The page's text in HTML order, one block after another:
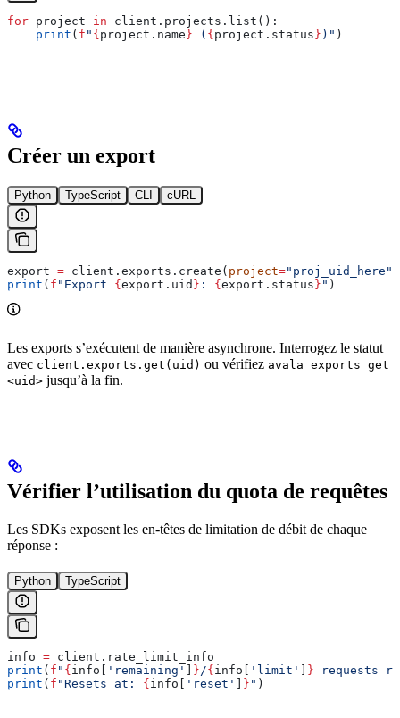
for project in client.projects.list():
    print
( f " { project.name } ( { project.status } )" )
Créer un export
Python TypeScript CLI cURL
export = client.exports.create( project="proj_uid_here"
print ( f "Export { export.uid } : { export.status } " )
Les exports s’exécutent de manière asynchrone. Interrogez le statut
avec client.exports.get(uid) ou vérifiez avala exports get
<uid> jusqu’à la fin.
Vérifier l’utilisation du quota de requêtes
Les SDKs exposent les en-têtes de limitation de débit de chaque
réponse :
Python TypeScript
info = client.rate_limit_info
print ( f " { info[ 'remaining' }/{ info[ 'limit' } requests
print ( f "Resets at: { info[ 'reset' } " )